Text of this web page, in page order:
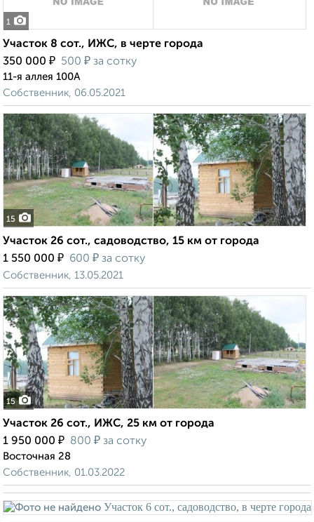
1
Участок 8 сот., ИЖС, в черте города
350 000 ₽ 500 ₽ за сотку
11-я аллея 100А
Собственник, 06.05.2021
15
Участок 26 сот., садоводство, 15 км от города
1 550 000 ₽ 600 ₽ за сотку
Собственник, 13.05.2021
15
Участок 26 сот., ИЖС, 25 км от города
1 950 000 ₽ 800 ₽ за сотку
Восточная 28
Собственник, 01.03.2022